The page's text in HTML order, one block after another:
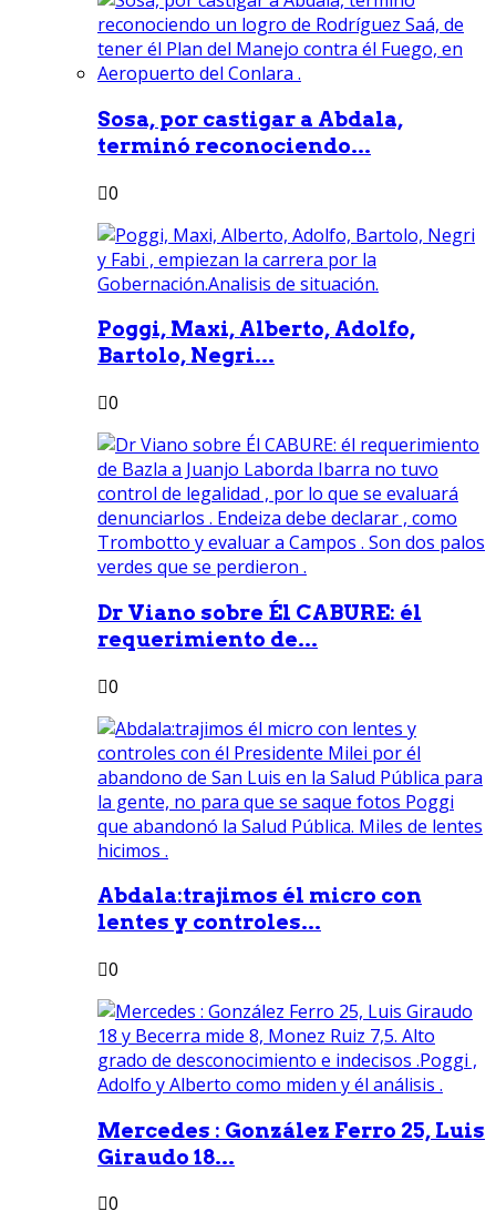
Sosa, por castigar a Abdala,
terminó reconociendo...
0
Poggi, Maxi, Alberto, Adolfo,
Bartolo, Negri...
0
Dr Viano sobre Él CABURE: él
requerimiento de...
0
Abdala:trajimos él micro con
lentes y controles...
0
Mercedes : González Ferro 25, Luis
Giraudo 18...
0